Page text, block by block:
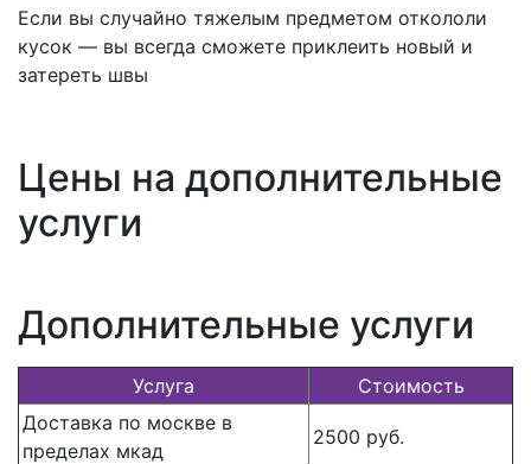
Если вы случайно тяжелым предметом откололи
кусок — вы всегда сможете приклеить новый и
затереть швы
Цены на дополнительные
услуги
Дополнительные услуги
Услуга
Стоимость
Доставка по москве в
пределах мкад
2500 руб.